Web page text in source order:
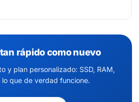
rápido como nuevo
y plan personalizado: SSD, RAM,
que de verdad funcione.